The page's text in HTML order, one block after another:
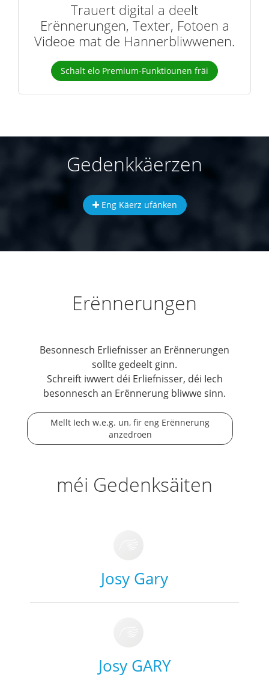
Trauert digital a deelt
Erënnerungen, Texter, Fotoen a
Videoe mat de Hannerbliwwenen.
Schalt elo Premium-Funktiounen fräi
Gedenkkäerzen
Eng Käerz ufänken
Erënnerungen
Besonnesch Erliefnisser an Erënnerungen
sollte gedeelt ginn.
Schreift iwwert déi Erliefnisser, déi Iech
besonnesch an Erënnerung bliwwe sinn.
Mellt Iech w.e.g. un, fir eng Erënnerung
anzedroen
méi Gedenksäiten
Josy Gary
Josy GARY